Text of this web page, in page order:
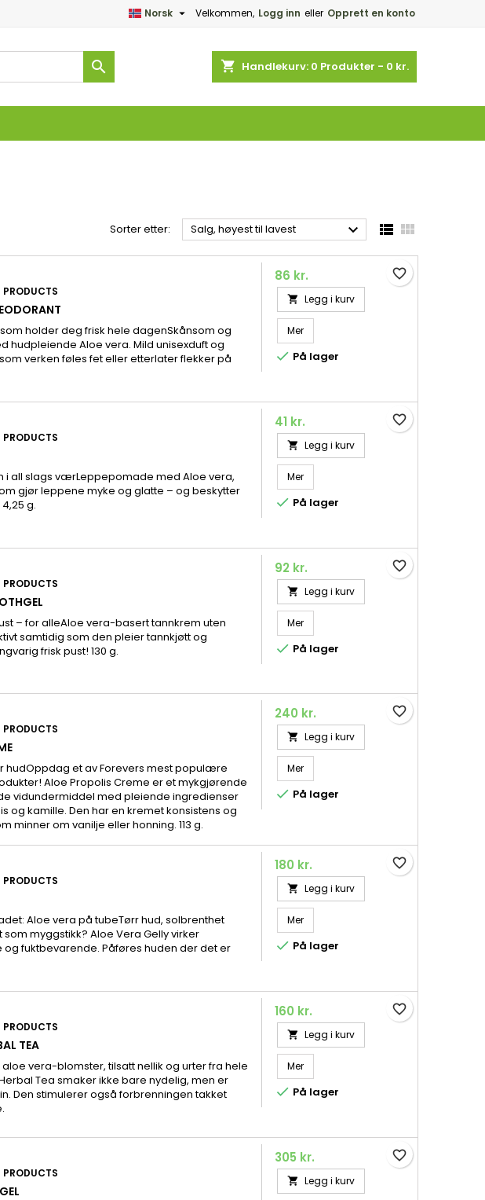
Velkommen, Logg inn eller Opprett en konto
Norsk 
shopping_cart Handlekurv: 0 Produkter - 0 kr.

Sorter etter: Salg, høyest til lavest   
PRODUCTS
holder deg frisk hele dagenSkånsom og
hudpleiende Aloe vera. Mild unisexduft og
verken føles fet eller etterlater flekker på
86 kr.
 Legg i kurv
Mer
 På lager
favorite_border
PRODUCTS
i all slags værLeppepomade med Aloe vera,
gjør leppene myke og glatte – og beskytter
g.
41 kr.
 Legg i kurv
Mer
 På lager
favorite_border
PRODUCTS
– for alleAloe vera-basert tannkrem uten
samtidig som den pleier tannkjøtt og
frisk pust! 130 g.
92 kr.
 Legg i kurv
Mer
 På lager
favorite_border
PRODUCTS
hudOppdag et av Forevers mest populære
Aloe Propolis Creme er et mykgjørende
vidundermiddel med pleiende ingredienser
og kamille. Den har en kremet konsistens og
minner om vanilje eller honning. 113 g.
240 kr.
 Legg i kurv
Mer
 På lager
favorite_border
PRODUCTS
Aloe vera på tubeTørr hud, solbrenthet
myggstikk? Aloe Vera Gelly virker
fuktbevarende. Påføres huden der det er
180 kr.
 Legg i kurv
Mer
 På lager
favorite_border
PRODUCTS
TEA
vera-blomster, tilsatt nellik og urter fra hele
Tea smaker ikke bare nydelig, men er
Den stimulerer også forbrenningen takket
160 kr.
 Legg i kurv
Mer
 På lager
favorite_border
PRODUCTS
305 kr.
 Legg i kurv
favorite_border
i ønskelisten din.